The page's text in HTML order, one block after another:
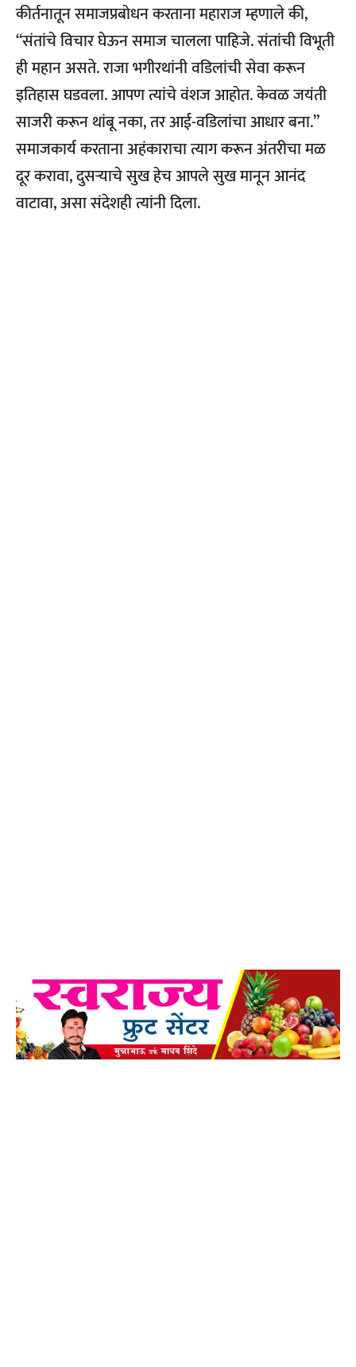
कीर्तनातून समाजप्रबोधन करताना महाराज म्हणाले की,
“संतांचे विचार घेऊन समाज चालला पाहिजे. संतांची विभूती
ही महान असते. राजा भगीरथांनी वडिलांची सेवा करून
इतिहास घडवला. आपण त्यांचे वंशज आहोत. केवळ जयंती
साजरी करून थांबू नका, तर आई-वडिलांचा आधार बना.”
समाजकार्य करताना अहंकाराचा त्याग करून अंतरीचा मळ
दूर करावा, दुसऱ्याचे सुख हेच आपले सुख मानून आनंद
वाटावा, असा संदेशही त्यांनी दिला.